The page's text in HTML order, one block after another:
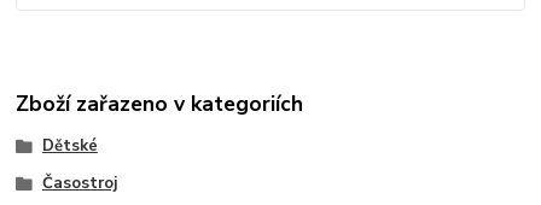
Zboží zařazeno v kategoriích
Dětské
Časostroj